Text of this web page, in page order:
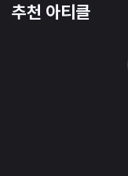
추천 아티클